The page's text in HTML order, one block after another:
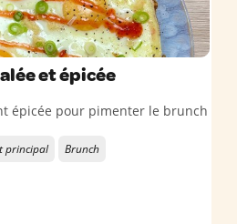
et épicée
épicée pour pimenter le brunch
principal Brunch